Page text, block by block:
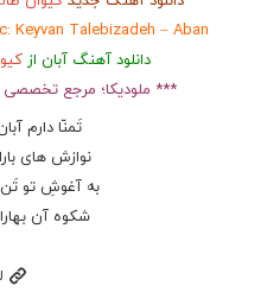
Keyvan Talebizadeh – Aban
دانلود آهنگ آبان از
*** ملودیکا؛ مرجع تخصصی
تَمنّا دارم
نوازش های
به آغوشِ تو
شکوه آن